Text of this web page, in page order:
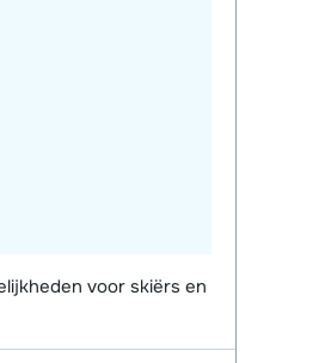
voor skiërs en